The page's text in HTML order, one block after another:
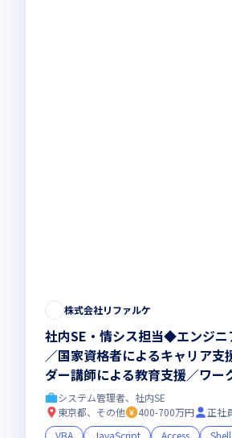
株式会社リファルケ
社内SE・情シス担当◆エンジニ
／国家資格者によるキャリア支
ダー講師による教育支援／ワ
ャリアを促進する案件多数
システム管理者、社内SE
東京都、その他
400-700万円
正社
VBA
JavaScript Access Shell